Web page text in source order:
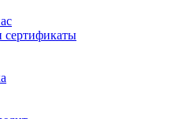
сертификаты